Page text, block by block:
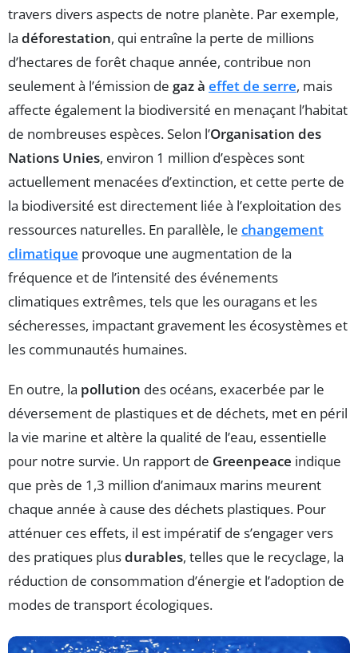
travers divers aspects de notre planète. Par exemple,
la déforestation, qui entraîne la perte de millions
d’hectares de forêt chaque année, contribue non
seulement à l’émission de gaz à effet de serre, mais
affecte également la biodiversité en menaçant l’habitat
de nombreuses espèces. Selon l’Organisation des
Nations Unies, environ 1 million d’espèces sont
actuellement menacées d’extinction, et cette perte de
la biodiversité est directement liée à l’exploitation des
ressources naturelles. En parallèle, le changement
climatique provoque une augmentation de la
fréquence et de l’intensité des événements
climatiques extrêmes, tels que les ouragans et les
sécheresses, impactant gravement les écosystèmes et
les communautés humaines.
En outre, la pollution des océans, exacerbée par le
déversement de plastiques et de déchets, met en péril
la vie marine et altère la qualité de l’eau, essentielle
pour notre survie. Un rapport de Greenpeace indique
que près de 1,3 million d’animaux marins meurent
chaque année à cause des déchets plastiques. Pour
atténuer ces effets, il est impératif de s’engager vers
des pratiques plusdurables, telles que le recyclage, la
réduction de consommation d’énergie et l’adoption de
modes de transport écologiques.